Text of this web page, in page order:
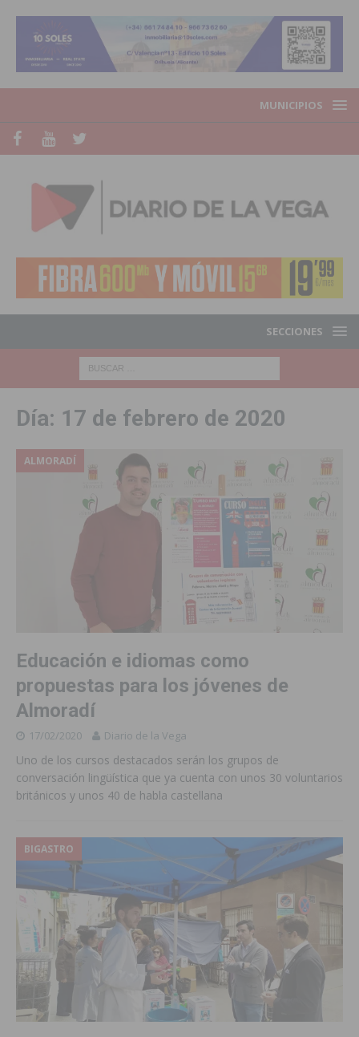
MUNICIPIOS
SECCIONES
Día: 17 de febrero de 2020
ALMORADÍ
Educación e idiomas como
propuestas para los jóvenes de
Almoradí
17/02/2020 Diario de la Vega
Uno de los cursos destacados serán los grupos de
conversación lingüística que ya cuenta con unos 30 voluntarios
británicos y unos 40 de habla castellana
BIGASTRO